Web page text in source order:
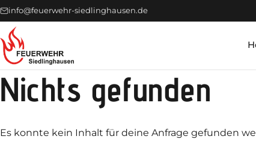
info@feuerwehr-siedlinghausen.de
Nichts gefunden
Es konnte kein Inhalt für deine Anfrage gefunden